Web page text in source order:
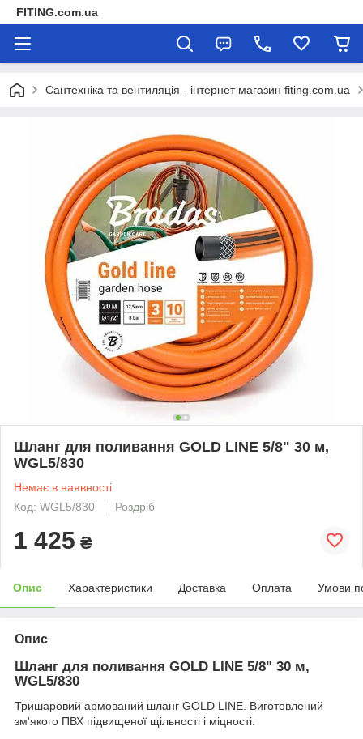
FITING.com.ua
Сантехніка та вентиляція - інтернет магазин fiting.com.ua
Шланг для поливання GOLD LINE 5/8" 30 м,
WGL5/830
Немає в наявності
Код: WGL5/830
Роздріб
1 425 ₴
Опис Характеристики Доставка Оплата Умови
Опис
Шланг для поливання GOLD LINE 5/8" 30 м,
WGL5/830
Тришаровий армований шланг GOLD LINE. Виготовлений
зм'якого ПВХ підвищеної щільності і міцності.